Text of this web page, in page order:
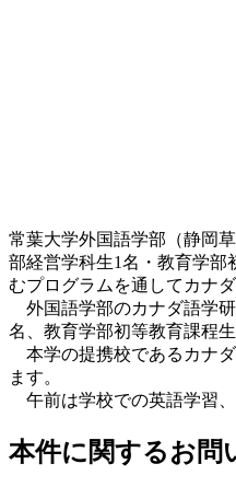
常葉大学外国語学部（静岡
部経営学科生1名・教育学部
むプログラムを通してカナ
外国語学部のカナダ語学研
名、教育学部初等教育課程
本学の提携校であるカナ
ます。
午前は学校での英語学習、
本件に関するお問